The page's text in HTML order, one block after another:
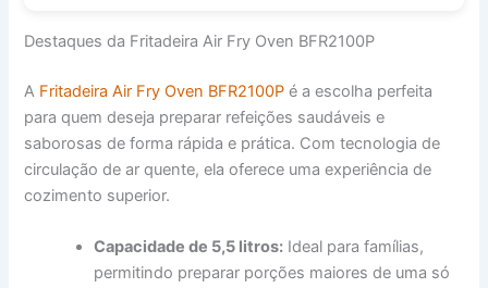
Destaques da Fritadeira Air Fry Oven BFR2100P
A Fritadeira Air Fry Oven BFR2100P é a escolha perfeita
para quem deseja preparar refeições saudáveis e
saborosas de forma rápida e prática. Com tecnologia de
circulação de ar quente, ela oferece uma experiência de
cozimento superior.
Capacidade de 5,5 litros: Ideal para famílias,
permitindo preparar porções maiores de uma só